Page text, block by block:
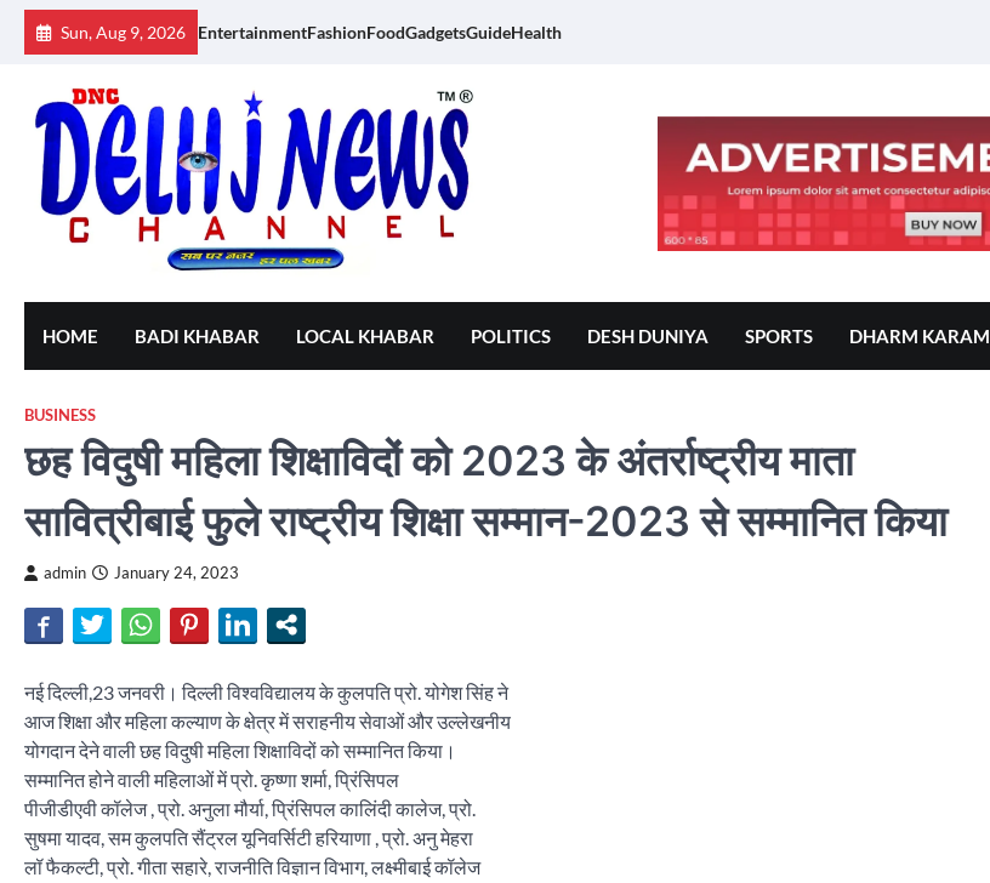
Skip
Sun, Aug 9, 2026 EntertainmentFashionFoodGadgetsGuideHealth
HOME BADI KHABAR LOCAL KHABAR POLITICS DESH DUNIYA SPORTS DHARM KARAM
BUSINESS
छह विदुषी महिला शिक्षाविदों को 2023 के अंतर्राष्ट्रीय माता
सावित्रीबाई फुले राष्ट्रीय शिक्षा सम्मान-2023 से सम्मानित किया
admin January 24, 2023
नई दिल्ली,23 जनवरी। दिल्ली विश्वविद्यालय के कुलपति प्रो. योगेश सिंह ने
आज शिक्षा और महिला कल्याण के क्षेत्र में सराहनीय सेवाओं और उल्लेखनीय
योगदान देने वाली छह विदुषी महिला शिक्षाविदों को सम्मानित किया।
सम्मानित होने वाली महिलाओं में प्रो. कृष्णा शर्मा, प्रिंसिपल
पीजीडीएवी कॉलेज , प्रो. अनुला मौर्या, प्रिंसिपल कालिंदी कालेज, प्रो.
सुषमा यादव, सम कुलपति सैंट्रल यूनिवर्सिटी हरियाणा , प्रो. अनु मेहरा
लॉ फैकल्टी, प्रो. गीता सहारे, राजनीति विज्ञान विभाग, लक्ष्मीबाई कॉलेज